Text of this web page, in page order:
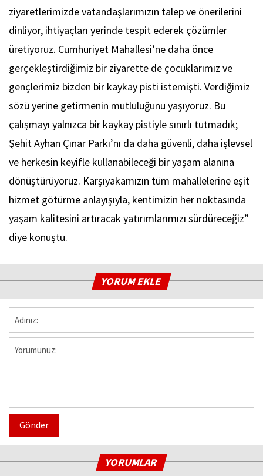
ziyaretlerimizde vatandaşlarımızın talep ve önerilerini
dinliyor, ihtiyaçları yerinde tespit ederek çözümler
üretiyoruz. Cumhuriyet Mahallesi’ne daha önce
gerçekleştirdiğimiz bir ziyarette de çocuklarımız ve
gençlerimiz bizden bir kaykay pisti istemişti. Verdiğimiz
sözü yerine getirmenin mutluluğunu yaşıyoruz. Bu
çalışmayı yalnızca bir kaykay pistiyle sınırlı tutmadık;
Şehit Ayhan Çınar Parkı’nı da daha güvenli, daha işlevsel
ve herkesin keyifle kullanabileceği bir yaşam alanına
dönüştürüyoruz. Karşıyakamızın tüm mahallelerine eşit
hizmet götürme anlayışıyla, kentimizin her noktasında
yaşam kalitesini artıracak yatırımlarımızı sürdüreceğiz”
diye konuştu.
YORUM EKLE
Gönder
YORUMLAR